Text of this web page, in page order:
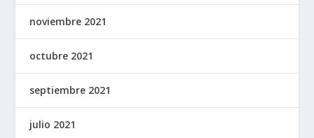
noviembre 2021
octubre 2021
septiembre 2021
julio 2021